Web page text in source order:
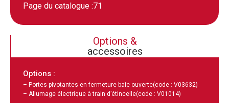
Page du catalogue :71
Options &
accessoires
Options :
– Portes pivotantes en fermeture baie ouverte(code : V03632)
– Allumage électrique à train d’étincelle(code : V01014)